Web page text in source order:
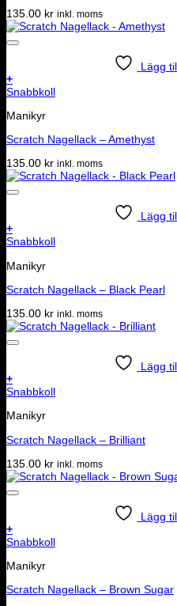
135.00 kr inkl. moms
Lägg
+
Snabbkoll
Manikyr
Scratch Nagellack – Amethyst
135.00 kr inkl. moms
Lägg
+
Snabbkoll
Manikyr
Scratch Nagellack – Black Pearl
135.00 kr inkl. moms
Lägg
+
Snabbkoll
Manikyr
Scratch Nagellack – Brilliant
135.00 kr inkl. moms
Lägg
+
Snabbkoll
Manikyr
Scratch Nagellack – Brown Sugar